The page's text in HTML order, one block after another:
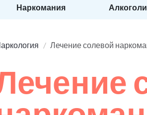
Наркомания
Лечение солевой